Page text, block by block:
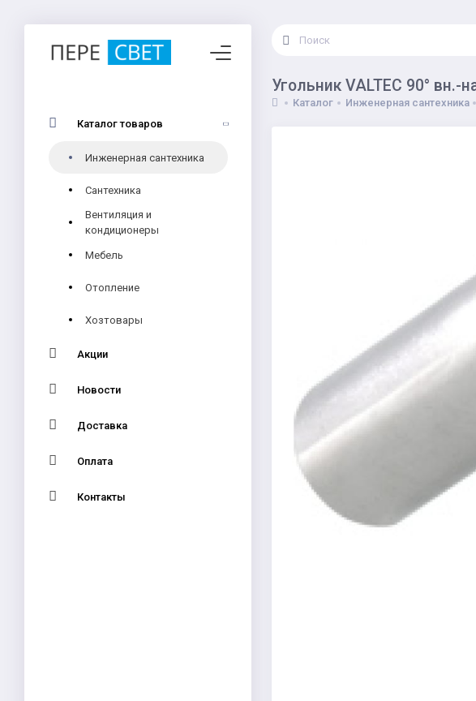
Каталог товаров
Инженерная сантехника
Сантехника
Вентиляция и
кондиционеры
Мебель
Отопление
Хозтовары
Акции
Новости
Доставка
Оплата
Контакты
Угольник VALTEC 90° вн.-
Каталог Инженерная сантехника